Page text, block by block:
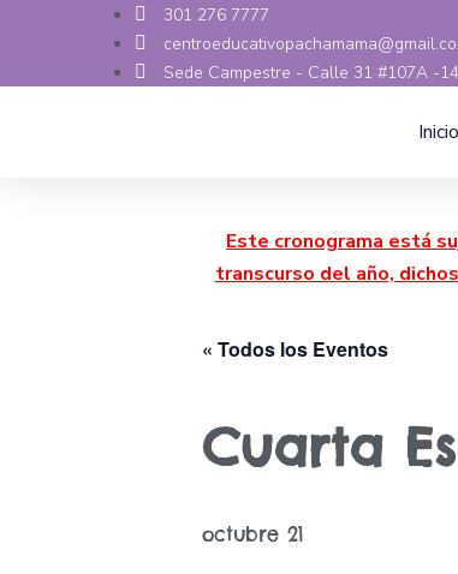
301 276 7777
Sede Campestre - Calle 31 #107A -
Inicio
Este cronograma está
transcurso del año,
« Todos los Eventos
Cuarta
octubre 21